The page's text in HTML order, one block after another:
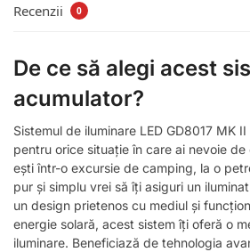
Recenzii 0
De ce să alegi acest
acumulator?
Sistemul de iluminare LED GD8017 MK
pentru orice situație în care ai nevoie
ești într-o excursie de camping, la o
pur și simplu vrei să îți asiguri un
un design prietenos cu mediul și
energie solară, acest sistem îți oferă o
iluminare. Beneficiază de tehnologia